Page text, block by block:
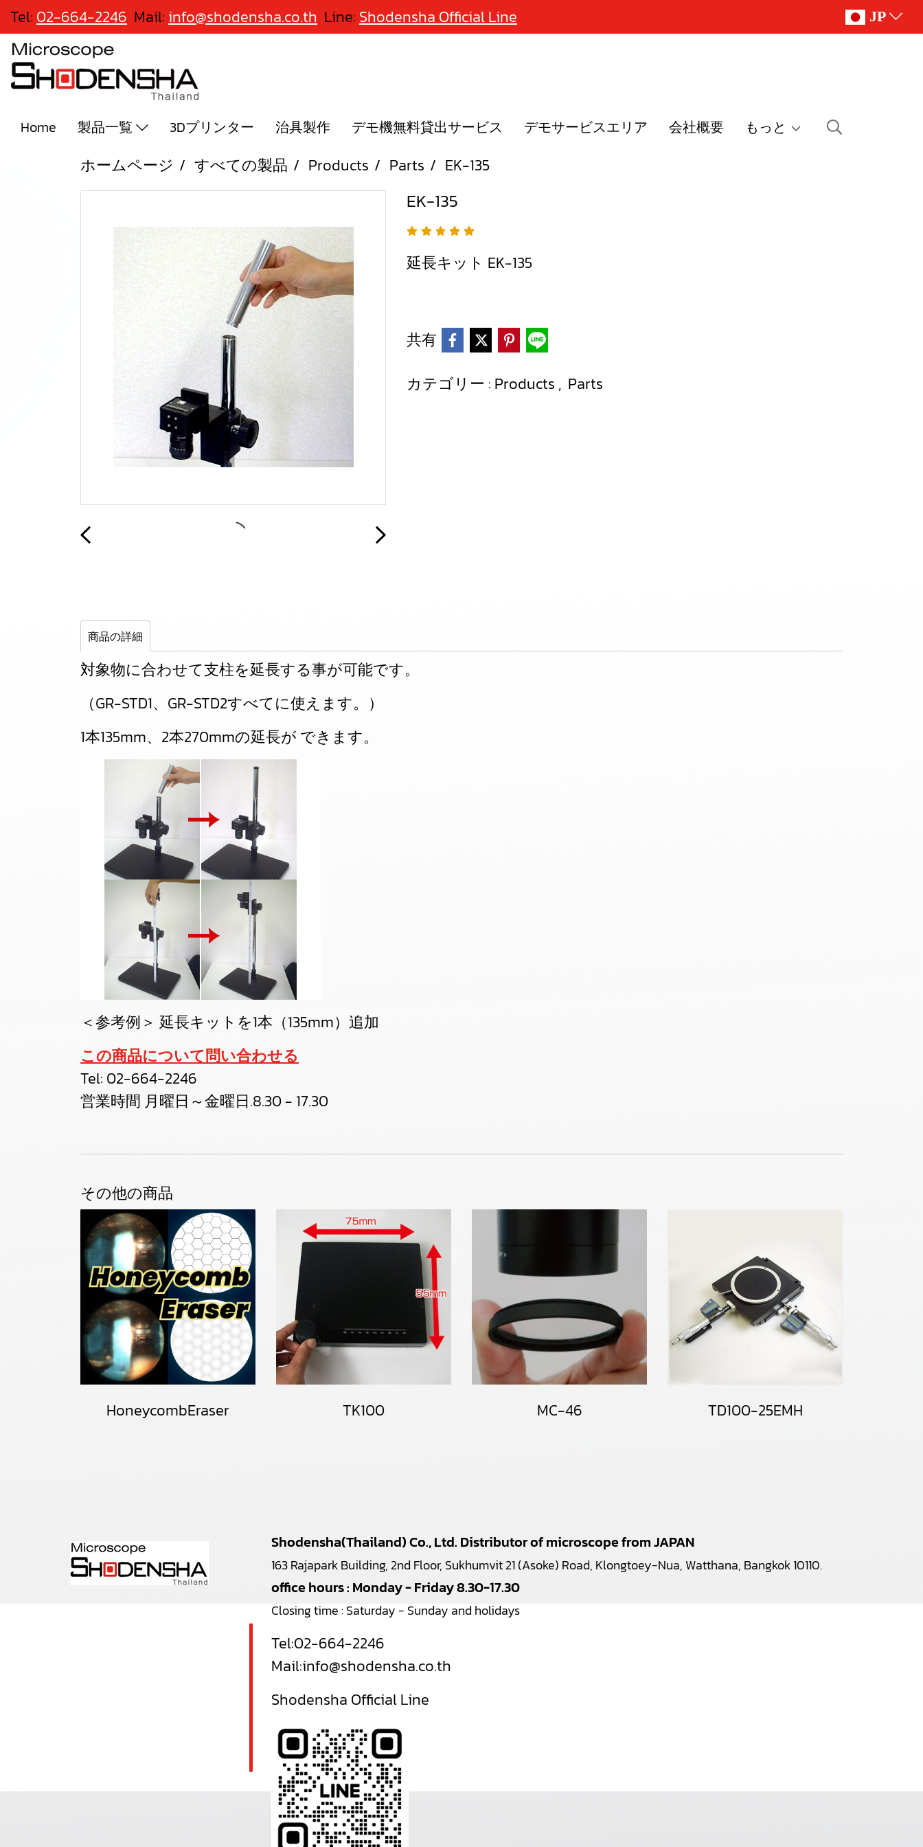
Tel: 02-664-2246 Mail: info@shodensha.co.th Line: Shodensha Official Line JP
Home 製品一覧 3Dプリンター 治具製作 デモ機無料貸出サービス デモサービスエリア 会社概要 もっと
ホームページ すべての製品 Products Parts EK-135
EK-135
延長キット EK-135
共有
カテゴリー : Products , Parts
商品の詳細
対象物に合わせて支柱を延長する事が可能です。
（GR-STD1、GR-STD2すべてに使えます。）
1本135mm、2本270mmの延長が できます。
＜参考例＞ 延長キットを1本（135mm）追加
この商品について問い合わせる
Tel: 02-664-2246
営業時間 月曜日～金曜日.8.30 - 17.30
その他の商品
HoneycombEraser TK100 MC-46 TD100-25EMH
Shodensha(Thailand) Co., Ltd. Distributor of microscope from JAPAN
163 Rajapark Building, 2nd Floor, Sukhumvit 21 (Asoke) Road, Klongtoey-Nua, Watthana, Bangkok 10110.
office hours : Monday - Friday 8.30-17.30
Closing time : Saturday - Sunday and holidays
Tel:02-664-2246
Mail:info@shodensha.co.th
Shodensha Official Line